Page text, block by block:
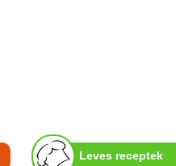
Leves receptek